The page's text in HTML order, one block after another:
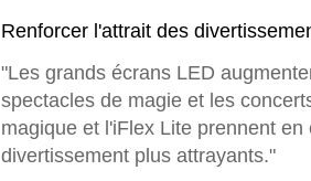
Renforcer l'attrait des
"Les grands écrans LED
spectacles de magie et les
magique et l'iFlex Lite prennent
divertissement plus attrayants."